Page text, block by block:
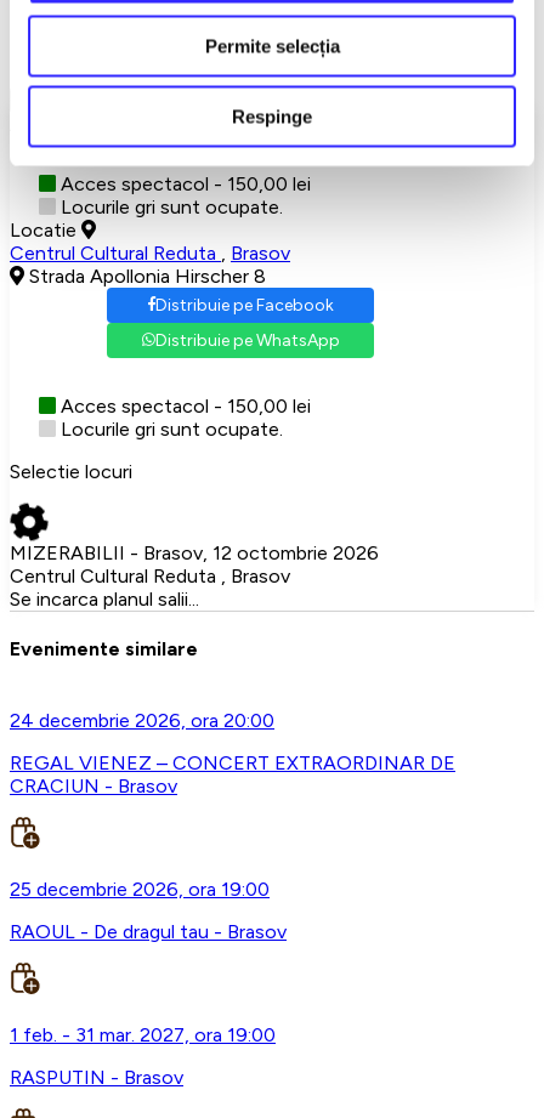
Permite selecția
Respinge
Detalii eveniment
MIZERABILII
Acces spectacol - 150,00 lei
Locurile gri sunt ocupate.
Locatie
Centrul Cultural Reduta
Brasov
Strada Apollonia Hirscher 8
Distribuie pe Facebook
Distribuie pe WhatsApp
Acces spectacol - 150,00 lei
Locurile gri sunt ocupate.
Selectie locuri
MIZERABILII - Brasov, 12 octombrie 2026
Centrul Cultural Reduta , Brasov
Se incarca planul salii...
Evenimente similare
24 decembrie 2026, ora 20:00
REGAL VIENEZ – CONCERT EXTRAORDINAR DE
CRACIUN - Brasov
25 decembrie 2026, ora 19:00
RAOUL - De dragul tau - Brasov
1 feb. - 31 mar. 2027, ora 19:00
RASPUTIN - Brasov